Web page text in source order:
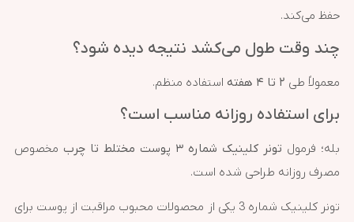
حفظ می‌کند.
چند وقت طول می‌کشد نتیجه دیده شود؟
معمولاً طی ۲ تا ۴ هفته استفاده منظم.
برای استفاده روزانه مناسب است؟
بله؛ فرمول تونر کلینیک شماره ۳ پوست مختلط تا چرب
مخصوص
مصرف روزانه طراحی شده است.
تونر کلینیک شماره 3 یکی از محصولات محبوب مراقبت از پوست برای